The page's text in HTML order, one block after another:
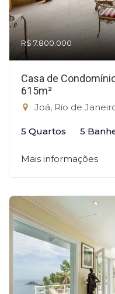
R$ 7.800.000
Casa de
615m²
Joá, Rio de
5 Quartos 5
Mais informações